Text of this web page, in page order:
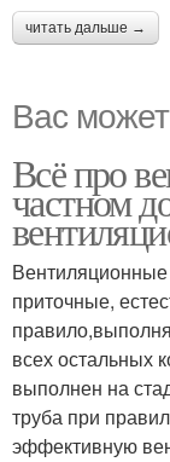
читать дальше →
Вас
Всё про
частном
приточные,
всех остальных
выполнен на
труба при
эффективную